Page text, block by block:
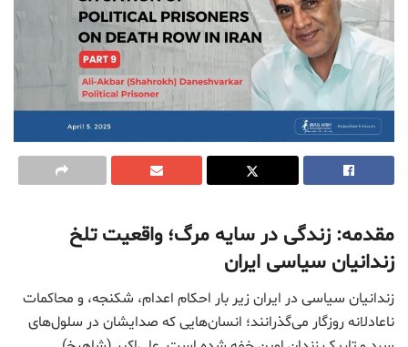
مقدمه: زندگی در سایه مرگ؛ واقعیت تلخ
زندانیان سیاسی ایران
زندانیان سیاسی در ایران زیر بار احکام اعدام، شکنجه، و محاکمات
ناعادلانه روزگار می‌گذرانند؛ انسان‌هایی که صدایشان در سلول‌های